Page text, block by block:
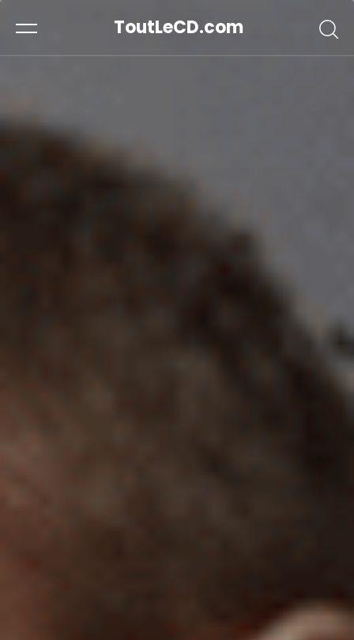
ToutLeCD.com